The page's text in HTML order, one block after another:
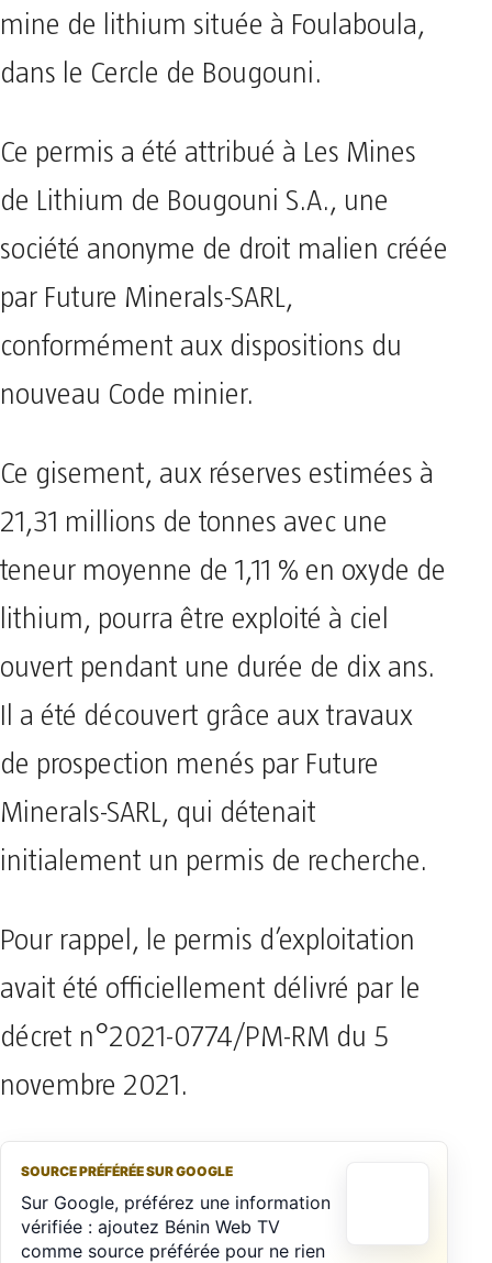
mine de lithium située à Foulaboula,
dans le Cercle de Bougouni.
Ce permis a été attribué à Les Mines
de Lithium de Bougouni S.A., une
société anonyme de droit malien créée
par Future Minerals-SARL,
conformément aux dispositions du
nouveau Code minier.
Ce gisement, aux réserves estimées à
21,31 millions de tonnes avec une
teneur moyenne de 1,11 % en oxyde de
lithium, pourra être exploité à ciel
ouvert pendant une durée de dix ans.
Il a été découvert grâce aux travaux
de prospection menés par Future
Minerals-SARL, qui détenait
initialement un permis de recherche.
Pour rappel, le permis d’exploitation
avait été officiellement délivré par le
décret n°2021-0774/PM-RM du 5
novembre 2021.
SOURCE PRÉFÉRÉE SUR GOOGLE
Sur Google, préférez une information
vérifiée : ajoutez Bénin Web TV
comme source préférée pour ne rien